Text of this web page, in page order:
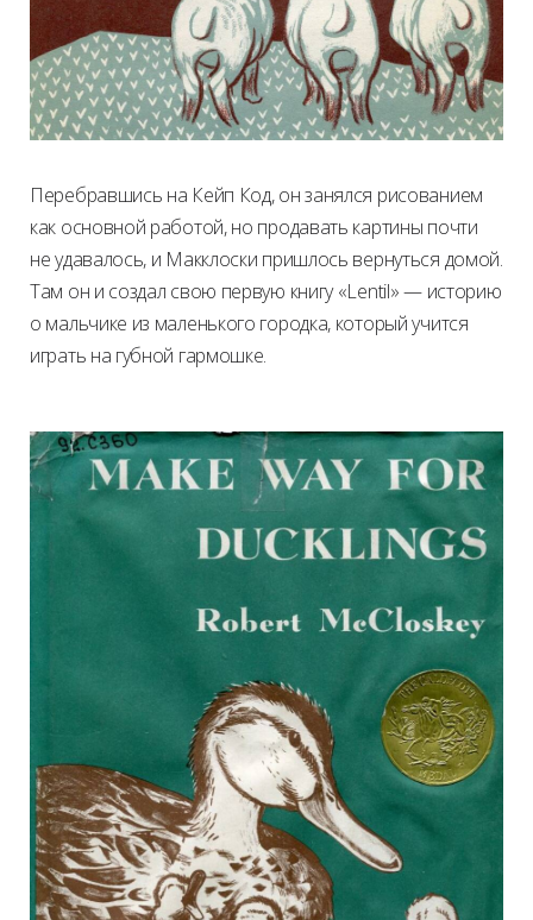
Перебравшись на Кейп Код, он занялся рисованием
как основной работой, но продавать картины почти
не удавалось, и Макклоски пришлось вернуться домой.
Там он и создал свою первую книгу «Lentil» — историю
о мальчике из маленького городка, который учится
играть на губной гармошке.